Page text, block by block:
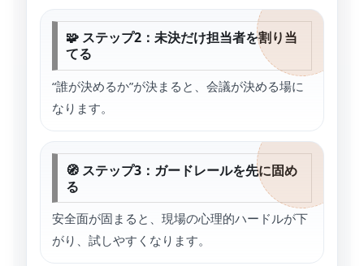
🧩 ステップ2：未決だけ担当者を割り当
てる
“誰が決めるか”が決まると、会議が決める場に
なります。
🧭 ステップ3：ガードレールを先に固め
る
安全面が固まると、現場の心理的ハードルが下
がり、試しやすくなります。